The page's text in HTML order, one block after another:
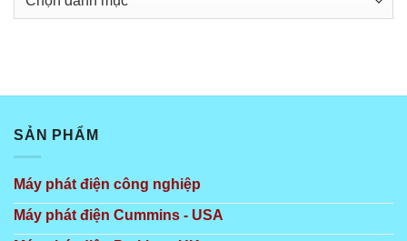
SẢN PHẨM
Máy phát điện công nghiệp
Máy phát điện Cummins - USA